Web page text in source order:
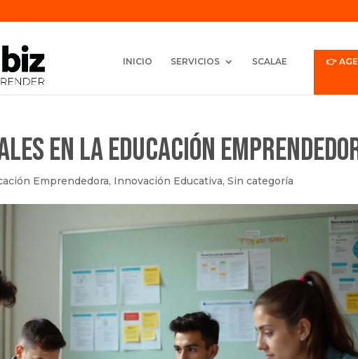
INICIO SERVICIOS SCALAE 👉
en la Educación
Emprendedora, Innovación Educativa,Sin categoría